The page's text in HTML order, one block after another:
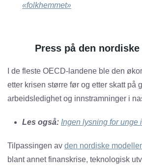
«folkhemmet»
Press på den
I de fleste OECD-landene ble den
etter krisen større før og etter skatt på
arbeidsledighet og innstramninger i
Les også: Ingen lysning for unge
Tilpassingen av den nordiske
blant annet finanskrise, teknologisk